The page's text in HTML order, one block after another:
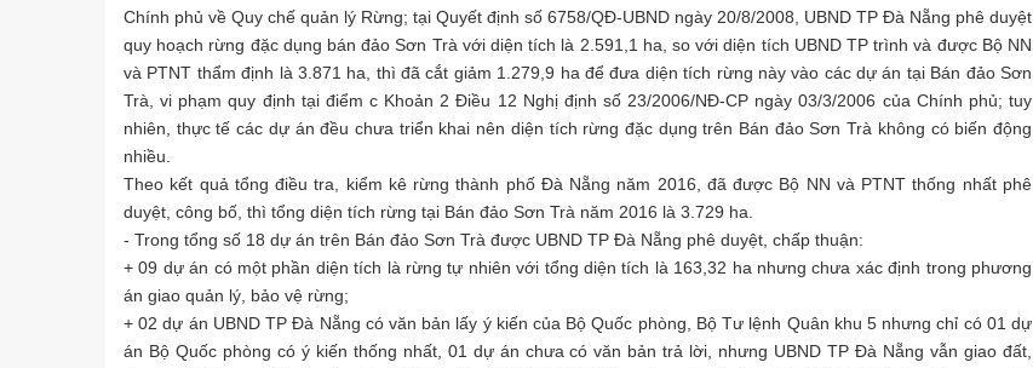
Chính phủ về Quy chế quản lý Rừng; tại Quyết định số 6758/QĐ-UBND ngày 20/8/2008, UBND TP Đà Nẵng phê duyệt
quy hoạch rừng đặc dụng bán đảo Sơn Trà với diện tích là 2.591,1 ha, so với diện tích UBND TP trình và được Bộ NN
và PTNT thẩm định là 3.871 ha, thì đã cắt giảm 1.279,9 ha để đưa diện tích rừng này vào các dự án tại Bán đảo Sơn
Trà, vi phạm quy định tại điểm c Khoản 2 Điều 12 Nghị định số 23/2006/NĐ-CP ngày 03/3/2006 của Chính phủ; tuy
nhiên, thực tế các dự án đều chưa triển khai nên diện tích rừng đặc dụng trên Bán đảo Sơn Trà không có biến động
nhiều.
Theo kết quả tổng điều tra, kiểm kê rừng thành phố Đà Nẵng năm 2016, đã được Bộ NN và PTNT thống nhất phê
duyệt, công bố, thì tổng diện tích rừng tại Bán đảo Sơn Trà năm 2016 là 3.729 ha.
- Trong tổng số 18 dự án trên Bán đảo Sơn Trà được UBND TP Đà Nẵng phê duyệt, chấp thuận:
+ 09 dự án có một phần diện tích là rừng tự nhiên với tổng diện tích là 163,32 ha nhưng chưa xác định trong phương
án giao quản lý, bảo vệ rừng;
+ 02 dự án UBND TP Đà Nẵng có văn bản lấy ý kiến của Bộ Quốc phòng, Bộ Tư lệnh Quân khu 5 nhưng chỉ có 01 dự
án Bộ Quốc phòng có ý kiến thống nhất, 01 dự án chưa có văn bản trả lời, nhưng UBND TP Đà Nẵng vẫn giao đất,